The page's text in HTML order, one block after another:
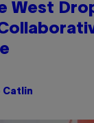
West
Catlin